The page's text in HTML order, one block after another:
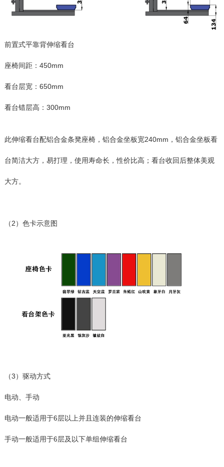
前置式平靠背伸缩看台
座椅间距：450mm
看台层宽：650mm
看台错层高：300mm
此伸缩看台配铝合金条凳座椅，铝合金坐板宽240mm，铝合金坐板看
台简洁大方，易打理，使用寿命长，性价比高；看台收回后整体美观
大方。
（2）色卡示意图
（3）驱动方式
电动、手动
电动一般适用于6层以上并且连装的伸缩看台
手动一般适用于6层及以下单组伸缩看台